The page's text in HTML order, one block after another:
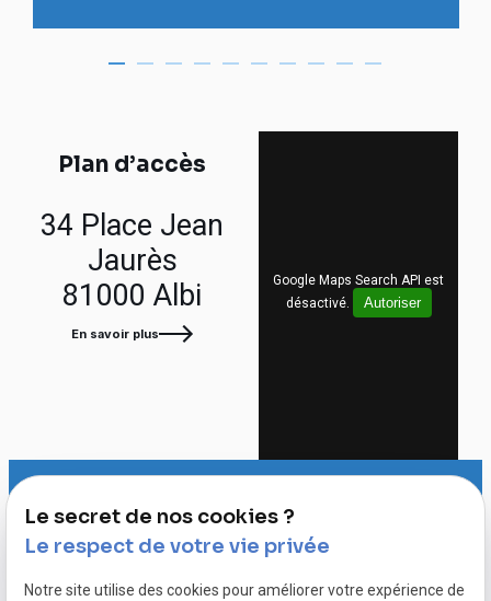
Plan d’accès
34 Place Jean
Jaurès
81000 Albi
En savoir plus
Google Maps Search API est
désactivé.
Autoriser
Le secret de nos cookies ?
Le respect de votre vie privée
Notre site utilise des cookies pour améliorer votre expérience de